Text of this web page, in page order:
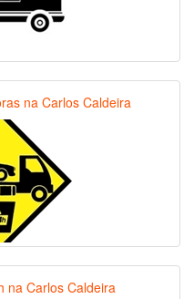
na Carlos Caldeira
na Carlos Caldeira